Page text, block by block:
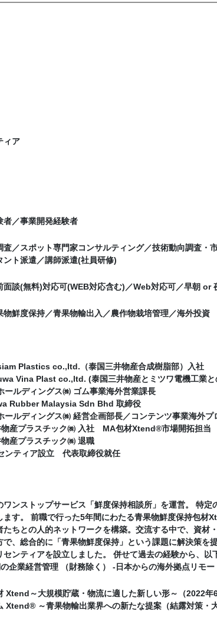
ィア
者／事業開発経験者
査／スポット専門家コンサルティング／技術動向調査・
ント派遣／講師派遣(社員研修)
面談(無料)対応可(WEB対応含む)／Web対応可／早朝 or
物鮮度保持／青果物輸出入／農作物栽培管理／海外投資
Plastics co.,ltd.（泰国三井物産合成樹脂部）入社
Vina Plast co.,ltd. (泰国三井物産とミツワ電機工業
ールディングス㈱ ゴム事業海外営業課長
Rubber Malaysia Sdn Bhd 取締役
ールディングス㈱ 経営企画部長／コンテンツ事業海外
産プラスチック㈱ 入社 MA包材Xtend®市場開拓担当
産プラスチック㈱ 退職
ンティア設立 代表取締役就任
ワンストップサービス「鮮度保持相談所」を運営。 特
ます。 前職で行った5年間にわたる青果物鮮度保持包材
たちとの人的ネットワークを構築。交流する中で、資材
で、総合的に「青果物鮮度保持」という課題に解決策
センティアを設立しました。 併せて過去の経験から、
企業経営管理 （財務除く） -日本からの海外拠点リモ
Xtend～大規模貯蔵・物流に適した新しい形～（2022年
Xtend® ～青果物輸出業界への新たな提案（結露対策・